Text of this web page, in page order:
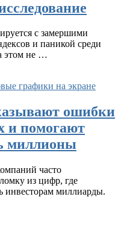
с замершими
и паникой среди
этом не …
ошибки
и помогают
миллионы
часто
из цифр, где
инвесторам миллиарды.